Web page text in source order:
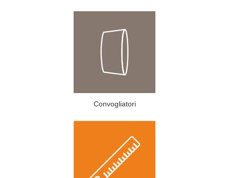
Convogliatori